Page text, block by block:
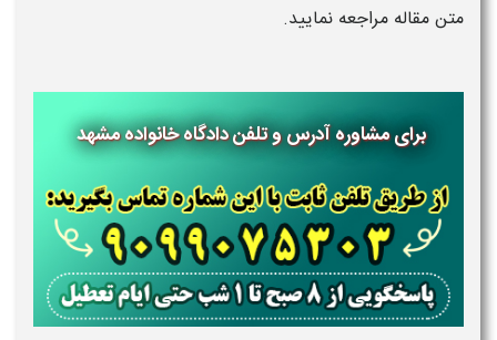
متن مقاله مراجعه نمایید.
برای مشاوره آدرس و تلفن دادگاه خانواده مشهد